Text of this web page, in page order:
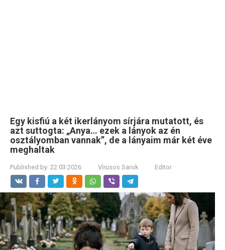
Egy kisfiú a két ikerlányom sírjára mutatott, és
azt suttogta: „Anya… ezek a lányok az én
osztályomban vannak”, de a lányaim már két éve
meghaltak
Published by: 22.03.2026 Vírusos Sarok Editor